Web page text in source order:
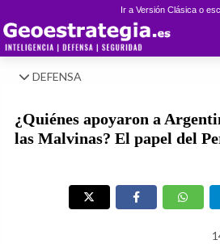
Ir a Versión Clásica o
DEFENSA
¿Quiénes apoyaron a
las Malvinas? El papel del